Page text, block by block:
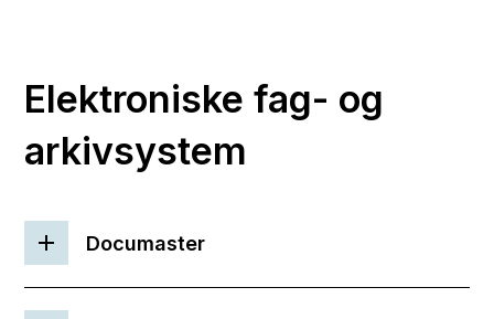
Elektroniske fag- og
arkivsystem
Documaster